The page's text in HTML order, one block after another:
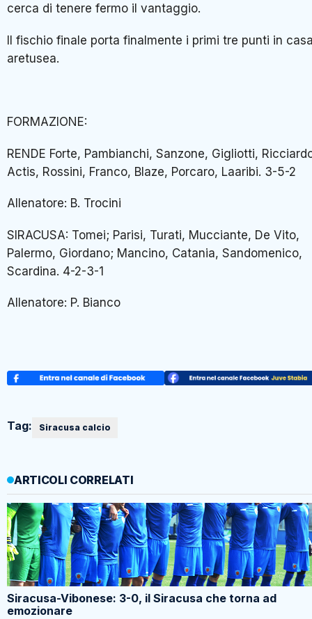
cerca di tenere fermo il vantaggio.
Il fischio finale porta finalmente i primi tre punti in
aretusea.
FORMAZIONE:
RENDE Forte, Pambianchi, Sanzone, Gigliotti,
Actis, Rossini, Franco, Blaze, Porcaro, Laaribi. 3-5-2
Allenatore: B. Trocini
SIRACUSA: Tomei; Parisi, Turati, Mucciante, De Vito,
Palermo, Giordano; Mancino, Catania, Sandomenico,
Scardina. 4-2-3-1
Allenatore: P. Bianco
Tag: Siracusa calcio
ARTICOLI CORRELATI
Siracusa-Vibonese: 3-0, il Siracusa che torna ad
emozionare